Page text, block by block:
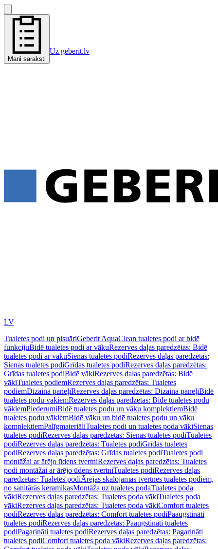
Mani saraksti
Uz geberit.lv
LV
Tualetes podi un pisuāriGeberit AquaClean tualetes podi ar bidē
funkcijuBidē tualetes podi ar vākuRezerves daļas paredzētas: Bidē
tualetes podi ar vākuSienas tualetes podiRezerves daļas paredzētas:
Sienas tualetes podiGrīdas tualetes podiRezerves daļas paredzētas:
Grīdas tualetes podiBidē vākiRezerves daļas paredzētas: Bidē
vākiTualetes podiemRezerves daļas paredzētas: Tualetes
podiemDizaina paneļiRezerves daļas paredzētas: Dizaina paneļiBidē
tualetes podu vākiemRezerves daļas paredzētas: Bidē tualetes podu
vākiemPiederumiBidē tualetes podu un vāku komplektiemBidē
tualetes podu vākiemBidē vāku un bidē tualetes podu un vāku
komplektiemPalīgmateriāliTualetes podi un tualetes poda vākiSienas
tualetes podiRezerves daļas paredzētas: Sienas tualetes podiTualetes
podiRezerves daļas paredzētas: Tualetes podiGrīdas tualetes
podiRezerves daļas paredzētas: Grīdas tualetes podiTualetes podi
montāžai ar ārējo ūdens tvertniRezerves daļas paredzētas: Tualetes
podi montāžai ar ārējo ūdens tvertniTualetes podiRezerves daļas
paredzētas: Tualetes podiĀrējās skalojamās tvertnes tualetes podiem,
no sanitārās keramikasMontāža uz tualetes podaTualetes poda
vākiRezerves daļas paredzētas: Tualetes poda vākiTualetes poda
vākiRezerves daļas paredzētas: Tualetes poda vākiComfort tualetes
podiRezerves daļas paredzētas: Comfort tualetes podiPaaugstināti
tualetes podiRezerves daļas paredzētas: Paaugstināti tualetes
podiPagarināti tualetes podiRezerves daļas paredzētas: Pagarināti
tualetes podiComfort tualetes poda vākiRezerves daļas paredzētas: